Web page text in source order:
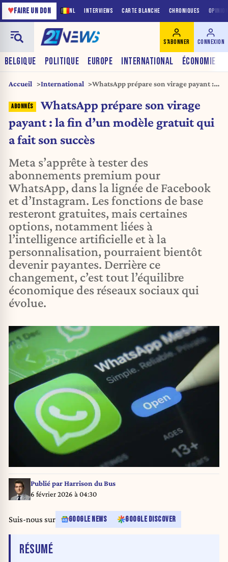
NL INTERVIEWS CARTE BLANCHE CHRONIQUES
♥FAIRE UN DON
BELGIQUE POLITIQUE EUROPE INTERNATIONAL ÉCONOMIE
S'ABONNER CONNEXION
Accueil International
WhatsApp prépare son virage payant :
succès
WhatsApp prépare son virage
payant : la fin d’un modèle gratuit qui
a fait son succès
Meta s’apprête à tester des
abonnements premium pour
WhatsApp, dans la lignée de Facebook
et d’Instagram. Les fonctions de base
resteront gratuites, mais certaines
options, notamment liées à
l’intelligence artificielle et à la
personnalisation, pourraient bientôt
devenir payantes. Derrière ce
changement, c’est tout l’équilibre
économique des réseaux sociaux qui
évolue.
Publié parHarrison du Bus
6 février 2026 à 04:30
Suis-nous sur GOOGLE NEWS GOOGLE DISCOVER
RÉSUMÉDE L'ARTICLE